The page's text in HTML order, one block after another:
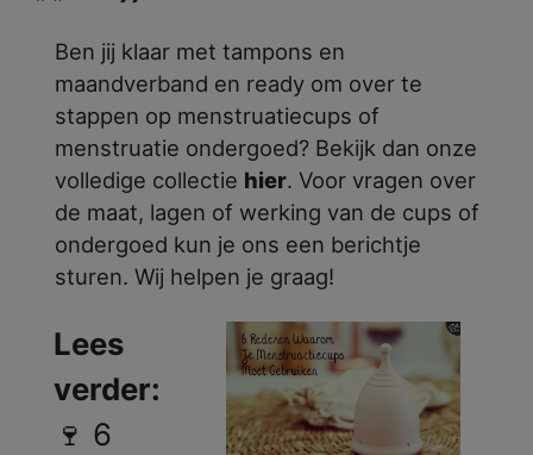
Ben jij klaar met tampons en
maandverband en ready om over te
stappen op menstruatiecups of
menstruatie ondergoed? Bekijk dan onze
volledige collectie hier. Voor vragen over
de maat, lagen of werking van de cups of
ondergoed kun je ons een berichtje
sturen. Wij helpen je graag!
Lees
verder:
🍷 6